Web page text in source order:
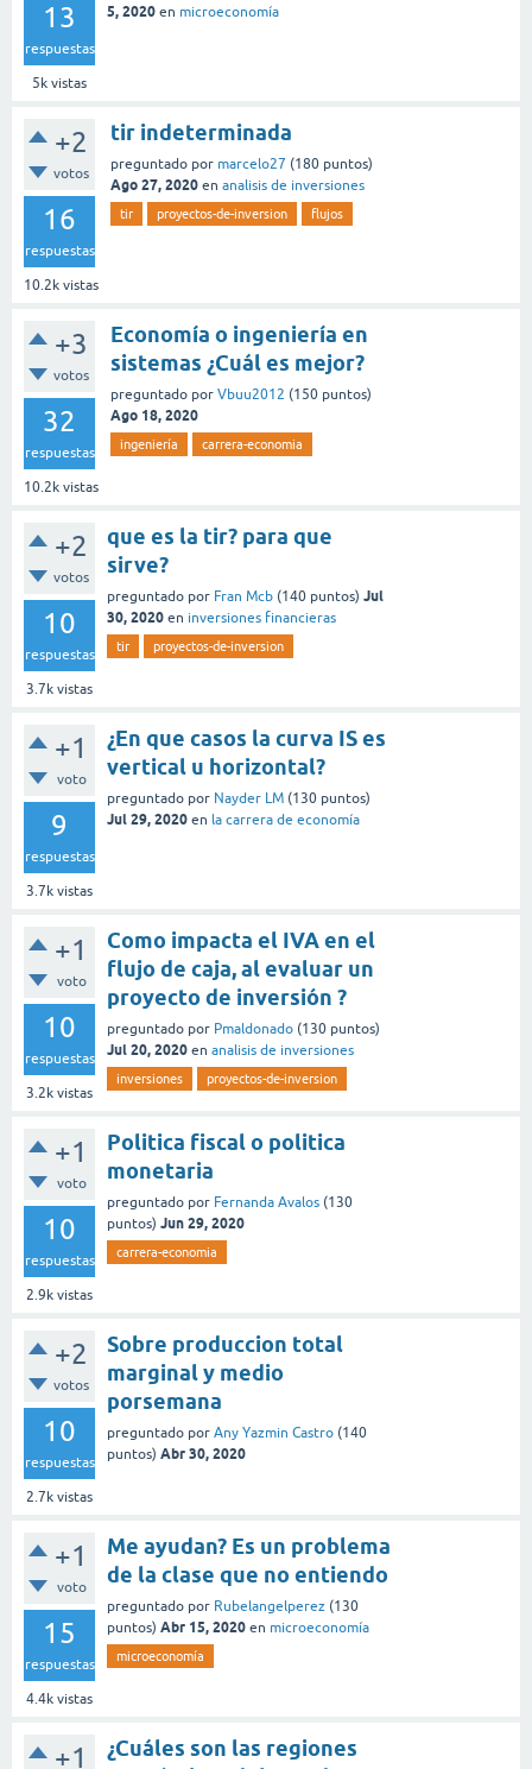
13
respuestas
5k vistas
5, 2020 en microeconomía
+2
votos
16
respuestas
10.2k vistas
tir indeterminada
preguntado por marcelo27 (180 puntos)
Ago 27, 2020 en analisis de inversiones
tir proyectos-de-inversion flujos
+3
votos
32
respuestas
10.2k vistas
Economía o ingeniería en
sistemas ¿Cuál es mejor?
preguntado por Vbuu2012 (150 puntos)
Ago 18, 2020
ingeniería carrera-economia
+2
votos
10
respuestas
3.7k vistas
que es la tir? para que
sirve?
preguntado por Fran Mcb (140 puntos) Jul
30, 2020 en inversiones financieras
tir proyectos-de-inversion
+1
voto
9
respuestas
3.7k vistas
¿En que casos la curva IS es
vertical u horizontal?
preguntado por Nayder LM (130 puntos)
Jul 29, 2020 en la carrera de economía
+1
voto
10
respuestas
3.2k vistas
Como impacta el IVA en el
flujo de caja, al evaluar un
proyecto de inversión ?
preguntado por Pmaldonado (130 puntos)
Jul 20, 2020 en analisis de inversiones
inversiones proyectos-de-inversion
+1
voto
10
respuestas
2.9k vistas
Politica fiscal o politica
monetaria
preguntado por Fernanda Avalos (130
puntos) Jun 29, 2020
carrera-economia
+2
votos
10
respuestas
2.7k vistas
Sobre produccion total
marginal y medio
porsemana
preguntado por Any Yazmin Castro (140
puntos) Abr 30, 2020
+1
voto
15
respuestas
4.4k vistas
Me ayudan? Es un problema
de la clase que no entiendo
preguntado por Rubelangelperez (130
puntos) Abr 15, 2020 en microeconomía
microeconomía
+1
¿Cuáles son las regiones